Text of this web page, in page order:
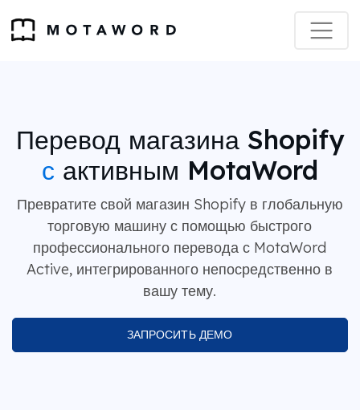
Перевод магазина Shopify
с активным MotaWord
Превратите свой магазин Shopify в глобальную
торговую машину с помощью быстрого
профессионального перевода с MotaWord
Active, интегрированного непосредственно в
вашу тему.
ЗАПРОСИТЬ ДЕМО